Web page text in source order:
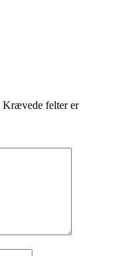
Krævede felter er